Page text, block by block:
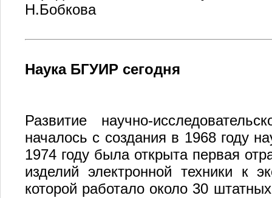
Н.Бобкова
Наука БГУИР сегодня
Развитие научно-
началось с создания в 1968 году
1974 году была открыта первая
изделий электронной техники к
которой работало около 30